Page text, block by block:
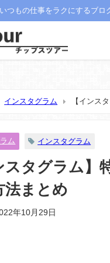
つもの仕事をラクにするブロ
インスタグラム 【インス
ム インスタグラム
スタグラム】
法まとめ
年10月29日